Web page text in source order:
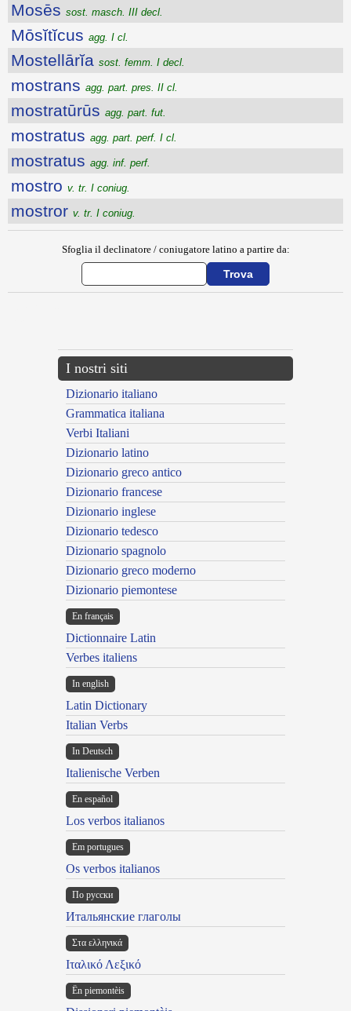
Mosēs sost. masch. III decl.
Mōsĭtĭcus agg. I cl.
Mostellārĭa sost. femm. I decl.
mostrans agg. part. pres. II cl.
mostratūrūs agg. part. fut.
mostratus agg. part. perf. I cl.
mostratus agg. inf. perf.
mostro v. tr. I coniug.
mostror v. tr. I coniug.
Sfoglia il declinatore / coniugatore latino a partire da:
I nostri siti
Dizionario italiano
Grammatica italiana
Verbi Italiani
Dizionario latino
Dizionario greco antico
Dizionario francese
Dizionario inglese
Dizionario tedesco
Dizionario spagnolo
Dizionario greco moderno
Dizionario piemontese
En français
Dictionnaire Latin
Verbes italiens
In english
Latin Dictionary
Italian Verbs
In Deutsch
Italienische Verben
En español
Los verbos italianos
Em portugues
Os verbos italianos
По русски
Итальянские глаголы
Στα ελληνικά
Ιταλικό Λεξικό
Ën piemontèis